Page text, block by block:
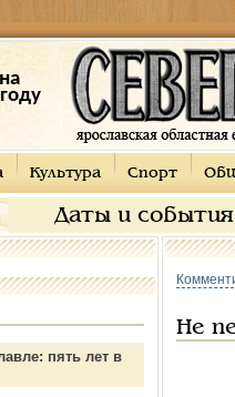
Культура Спорт
Даты и события
пять лет в
Не